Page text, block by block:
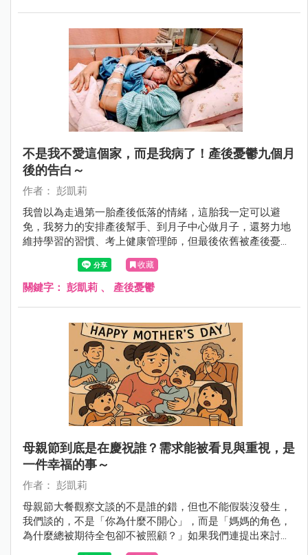
不是我不愛這個家，而是我病了！產後憂鬱九個月
後的告白～
作者： 彭凱莉
我曾以為走過第一胎產後低落的情緒，這胎我一定可以避
免，我努力的安排產後幫手、到月子中心做月子，還努力地
維持學習的習慣、考上健康管理師，但最後依舊被產後憂鬱
神不知鬼不覺的侵入了！
收藏
關鍵字： 彭凱莉 、 產後憂鬱
母親節到底是在慶祝誰？需求能被看見與重視，是
一件幸福的事～
作者： 彭凱莉
母親節大餐觀察文談的不是誰的錯，但也不能假裝沒發生，
我們談的，不是「你為什麼不開心」，而是「媽媽的角色，
為什麼總被期待全包卻不被照顧？」如果我們連提出來討論
的空間都沒有，那只會讓那些默默付出的母親，在笑容背後